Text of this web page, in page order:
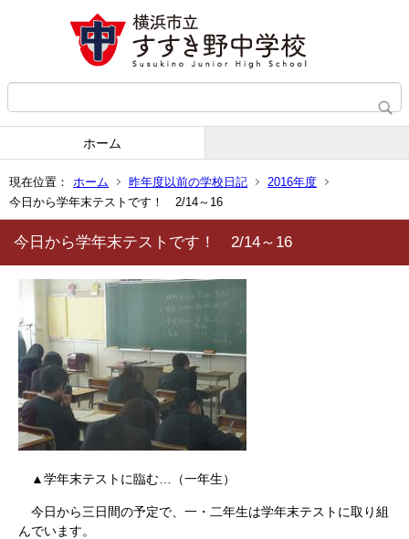
ホーム
現在位置： ホーム 昨年度以前の学校日記
2016年度
今日から学年末テストです！ 2/14～16
今日から学年末テストです！ 2/14～16
▲学年末テストに臨む…（一年生）
今日から三日間の予定で、一・二年生は学年末テストに取り組
んでいます。